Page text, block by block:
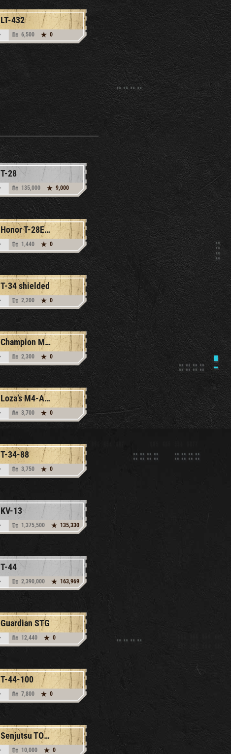
LT-432
6,500 0
T-28
135,000 9,000
Honor T-28E with F30
1,440 0
T-34 shielded
2,200 0
Champion M4 Sherman
2,300 0
Loza’s M4-A2 Sherman
3,700 0
T-34-88
3,750 0
KV-13
1,375,500 135,330
T-44
2,390,000 163,969
Guardian STG
12,440 0
Т-44-100
7,800 0
Senjutsu TO-55
10,000 0